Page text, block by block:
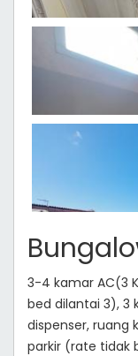
3-4 kamar AC(3
bed dilantai 3), 3
dispenser, ruang
parkir (rate tidak